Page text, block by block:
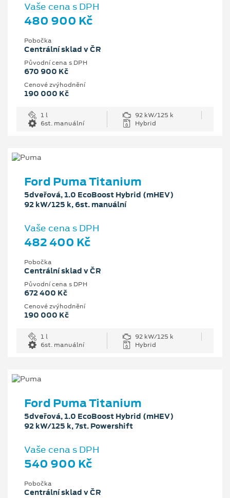
Vaše cena s DPH
480 900 Kč
Pobočka
Centrální sklad v ČR
Původní cena s DPH
670 900 Kč
Cenové zvýhodnění
190 000 Kč
1 l
92 kW/125 k
6st. manuální
Hybrid
Ford Puma Titanium
5dveřová, 1.0 EcoBoost Hybrid (mHEV)
92 kW/125 k, 6st. manuální
Vaše cena s DPH
482 400 Kč
Pobočka
Centrální sklad v ČR
Původní cena s DPH
672 400 Kč
Cenové zvýhodnění
190 000 Kč
1 l
92 kW/125 k
6st. manuální
Hybrid
Ford Puma Titanium
5dveřová, 1.0 EcoBoost Hybrid (mHEV)
92 kW/125 k, 7st. Powershift
Vaše cena s DPH
540 900 Kč
Pobočka
Centrální sklad v ČR